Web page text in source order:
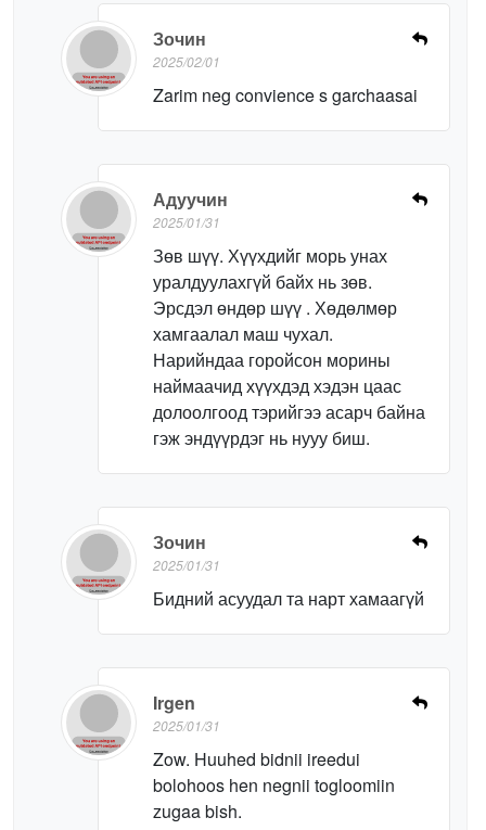
Зочин
2025/02/01
Zarim neg convience s garchaasai
Адуучин
2025/01/31
Зөв шүү. Хүүхдийг морь унах
уралдуулахгүй байх нь зөв.
Эрсдэл өндөр шүү . Хөдөлмөр
хамгаалал маш чухал.
Нарийндаа горойсон морины
наймаачид хүүхдэд хэдэн цаас
долоолгоод тэрийгээ асарч байна
гэж эндүүрдэг нь нууу биш.
Зочин
2025/01/31
Бидний асуудал та нарт хамаагүй
Irgen
2025/01/31
Zow. Huuhed bidnii ireedui
bolohoos hen negnii togloomiin
zugaa bish.